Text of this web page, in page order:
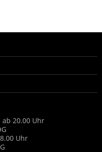
ab 20.00 Uhr
Uhr